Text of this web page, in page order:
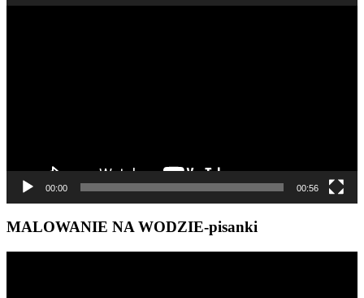
00:00 00:56
MALOWANIE NA WODZIE-pisanki